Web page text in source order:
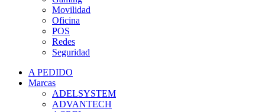
Movilidad
Oficina
POS
Redes
Seguridad
A PEDIDO
Marcas
ADELSYSTEM
ADVANTECH